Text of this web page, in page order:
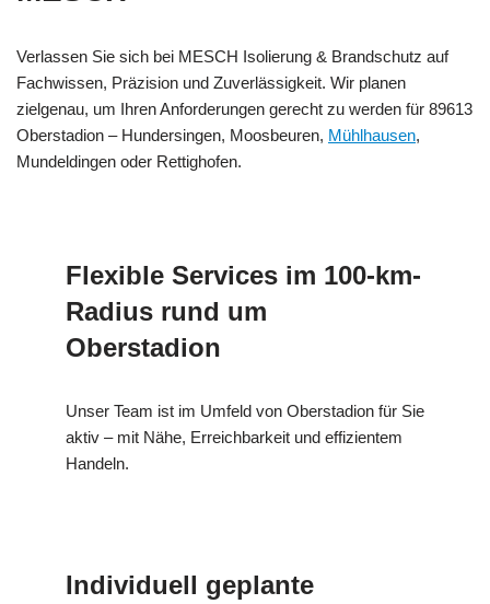
Verlassen Sie sich bei MESCH Isolierung & Brandschutz auf
Fachwissen, Präzision und Zuverlässigkeit. Wir planen
zielgenau, um Ihren Anforderungen gerecht zu werden für 89613
Oberstadion – Hundersingen, Moosbeuren, Mühlhausen,
Mundeldingen oder Rettighofen.
Flexible Services im 100-km-
Radius rund um
Oberstadion
Unser Team ist im Umfeld von Oberstadion für Sie
aktiv – mit Nähe, Erreichbarkeit und effizientem
Handeln.
Individuell geplante